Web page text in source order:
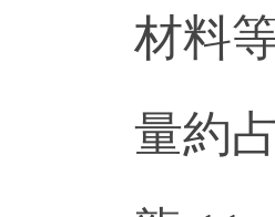
材料
量約